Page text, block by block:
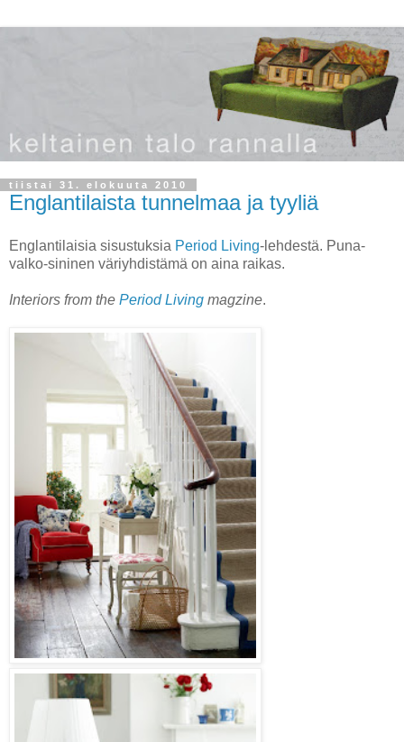
tiistai 31. elokuuta 2010
Englantilaista tunnelmaa ja tyyliä
Englantilaisia sisustuksia Period Living-lehdestä. Puna-
valko-sininen väriyhdistämä on aina raikas.
Interiors from the Period Living magzine.